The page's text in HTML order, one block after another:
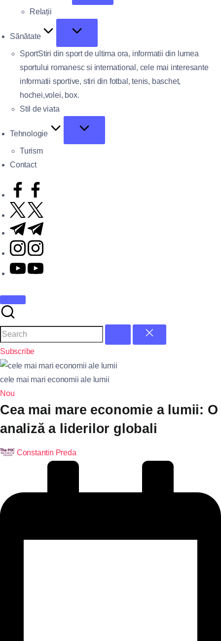
Relații
Sănătate
SportStiri din sport de ultima ora, informatii din lumea
sportului romanesc si international, cele mai interesante
informatii sportive, stiri din fotbal, tenis, baschet,
hochei,volei, box.
Stil de viata
Tehnologie
Turism
Contact
Subscribe
cele mai mari economii ale lumii
Nou
Cea mai mare economie a lumii: O
analiză a liderilor globali
Constantin Preda